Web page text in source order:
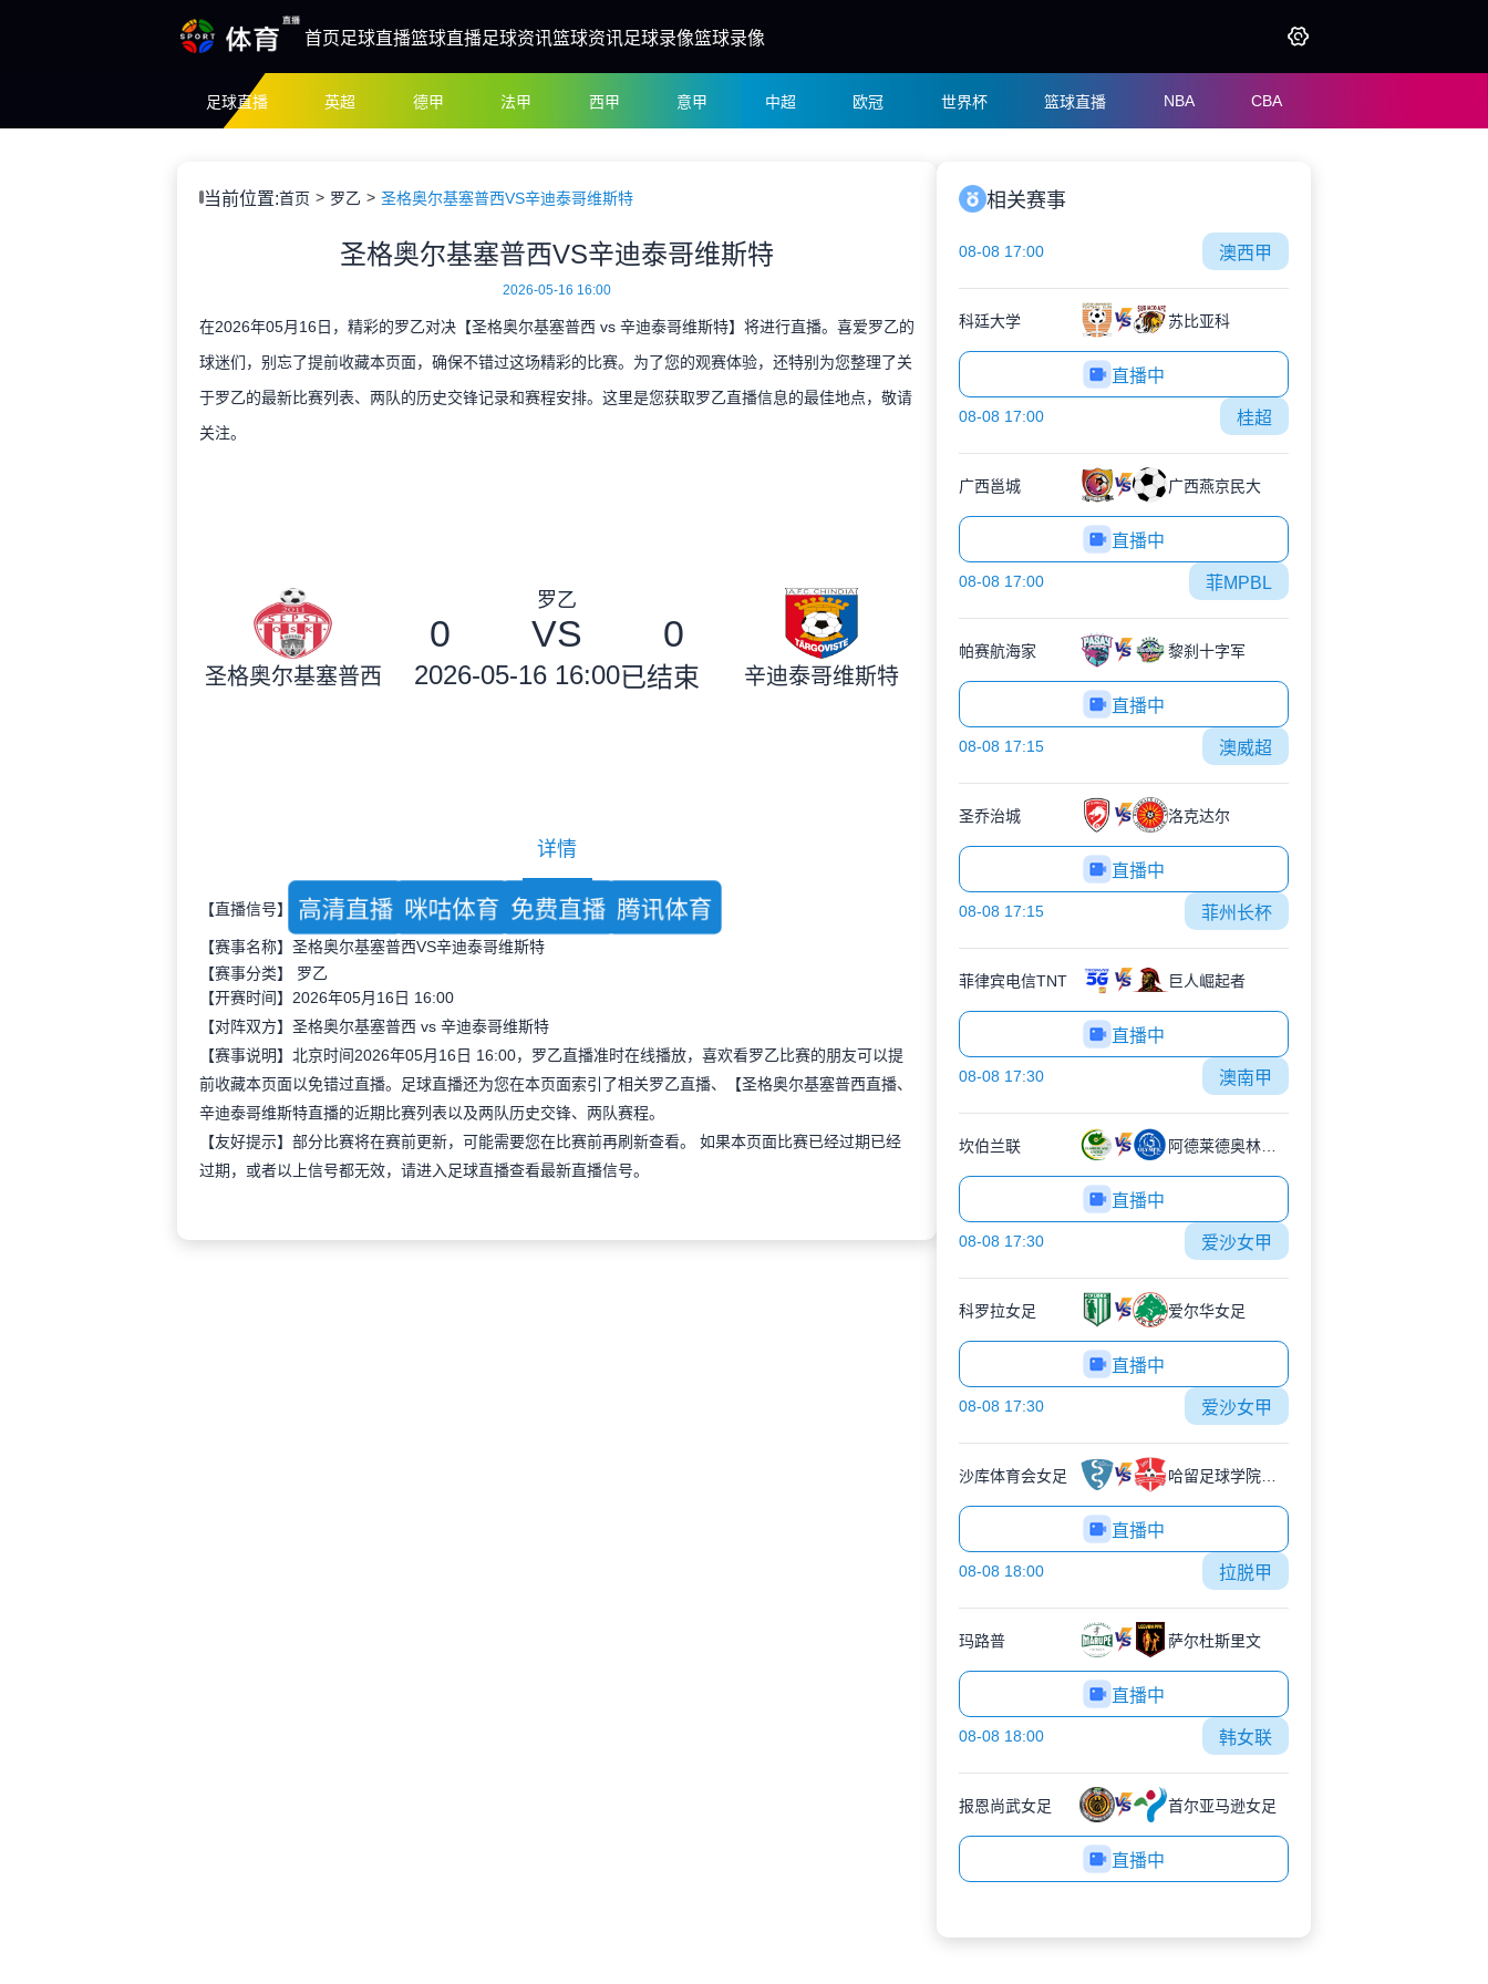
首页足球直播篮球直播足球资讯篮球资讯足球录像篮球录像
足球直播 英超 德甲 法甲 西甲 意甲 中超 欧冠 世界杯 篮球直播 NBA CBA
当前位置:首页 罗乙 圣格奥尔基塞普西VS辛迪泰哥维斯特
圣格奥尔基塞普西VS辛迪泰哥维斯特
2026-05-16 16:00
在2026年05月16日，精彩的罗乙对决【圣格奥尔基塞普西 vs 辛迪泰哥维斯特】将进行直播。喜爱罗乙的
球迷们，别忘了提前收藏本页面，确保不错过这场精彩的比赛。为了您的观赛体验，还特别为您整理了关
于罗乙的最新比赛列表、两队的历史交锋记录和赛程安排。这里是您获取罗乙直播信息的最佳地点，敬请
关注。
圣格奥尔基塞普西
罗乙
0 VS 0
2026-05-16 16:00已结束 辛迪泰哥维斯特
详情
【直播信号】 高清直播 咪咕体育 免费直播 腾讯体育
【赛事名称】圣格奥尔基塞普西VS辛迪泰哥维斯特
【赛事分类】 罗乙
【开赛时间】2026年05月16日 16:00
【对阵双方】圣格奥尔基塞普西 vs 辛迪泰哥维斯特
【赛事说明】北京时间2026年05月16日 16:00，罗乙直播准时在线播放，喜欢看罗乙比赛的朋友可以提
前收藏本页面以免错过直播。足球直播还为您在本页面索引了相关罗乙直播、【圣格奥尔基塞普西直播、
辛迪泰哥维斯特直播的近期比赛列表以及两队历史交锋、两队赛程。
【友好提示】部分比赛将在赛前更新，可能需要您在比赛前再刷新查看。 如果本页面比赛已经过期已经
过期，或者以上信号都无效，请进入足球直播查看最新直播信号。
相关赛事
08-08 17:00 澳西甲
科廷大学 苏比亚科
直播中
08-08 17:00 桂超
广西邕城 广西燕京民大
直播中
08-08 17:00 菲MPBL
帕赛航海家 黎刹十字军
直播中
08-08 17:15 澳威超
圣乔治城 洛克达尔
直播中
08-08 17:15 菲州长杯
菲律宾电信TNT 巨人崛起者
直播中
08-08 17:30 澳南甲
坎伯兰联 阿德莱德奥林匹克
直播中
08-08 17:30 爱沙女甲
科罗拉女足 爱尔华女足
直播中
08-08 17:30 爱沙女甲
沙库体育会女足 哈留足球学院女足
直播中
08-08 18:00 拉脱甲
玛路普 萨尔杜斯里文
直播中
08-08 18:00 韩女联
报恩尚武女足 首尔亚马逊女足
直播中